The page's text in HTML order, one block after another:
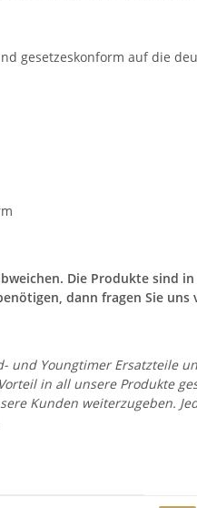
gesetzeskonform auf die
Die Produkte sind
dann fragen Sie
und Youngtimer Ersatzteile
in all unsere Produkte
Kunden weiterzugeben.